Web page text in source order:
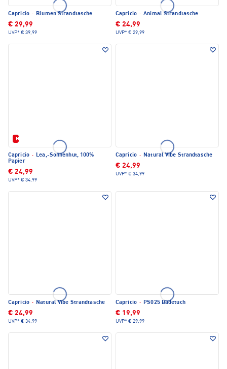
Capricio · Blumen Strandtasche
€ 29,99
UVP* € 39,99
Capricio · Animal Strandtasche
€ 24,99
UVP* € 29,99
Neu
Capricio · Lea,-Sonnenhut, 100%
Papier
€ 24,99
UVP* € 34,99
Capricio · Natural Vibe Strandtasche
€ 24,99
UVP* € 34,99
Capricio · Natural Vibe Strandtasche
€ 24,99
UVP* € 34,99
Capricio · PS025 Badetuch
€ 19,99
UVP* € 29,99